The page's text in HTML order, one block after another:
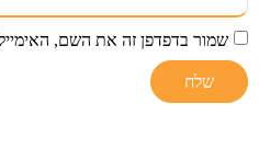
שמור בדפדפן זה את השם,